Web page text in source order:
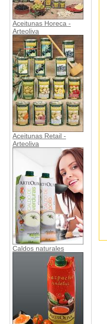
Aceitunas Horeca -
Arteoliva
Aceitunas Retail -
Arteoliva
Caldos naturales